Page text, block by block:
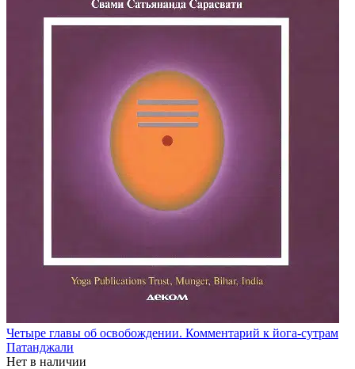
Четыре главы об освобождении. Комментарий к йога-сутрам
Патанджали
Нет в наличии